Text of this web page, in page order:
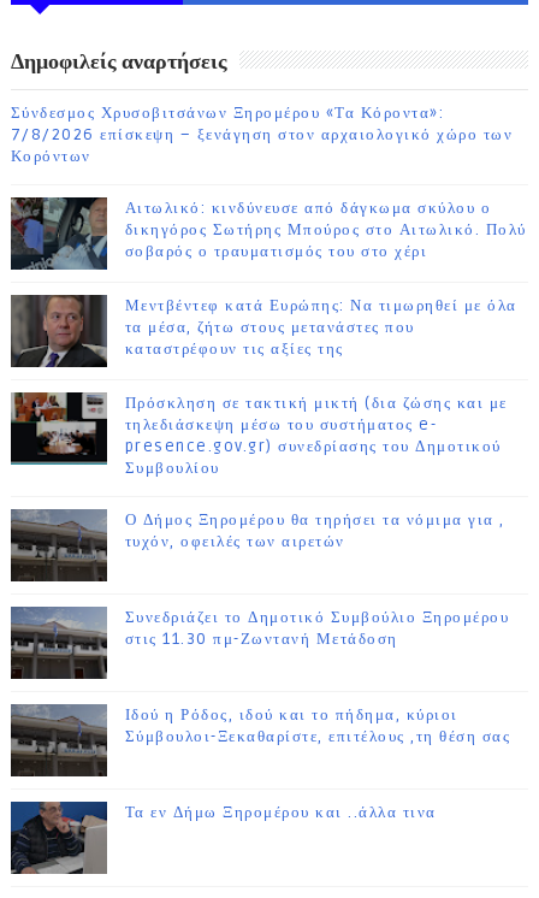
Δημοφιλείς αναρτήσεις
Σύνδεσμος Χρυσοβιτσάνων Ξηρομέρου «Τα Κόροντα»:
7/8/2026 επίσκεψη – ξενάγηση στον αρχαιολογικό χώρο των
Κορόντων
Αιτωλικό: κινδύνευσε από δάγκωμα σκύλου ο
δικηγόρος Σωτήρης Μπούρος στο Αιτωλικό. Πολύ
σοβαρός ο τραυματισμός του στο χέρι
Μεντβέντεφ κατά Ευρώπης: Να τιμωρηθεί με όλα
τα μέσα, ζήτω στους μετανάστες που
καταστρέφουν τις αξίες της
Πρόσκληση σε τακτική μικτή (δια ζώσης και με
τηλεδιάσκεψη μέσω του συστήματος e-
presence.gov.gr) συνεδρίασης του Δημοτικού
Συμβουλίου
Ο Δήμος Ξηρομέρου θα τηρήσει τα νόμιμα για ,
τυχόν, οφειλές των αιρετών
Συνεδριάζει το Δημοτικό Συμβούλιο Ξηρομέρου
στις 11.30 πμ-Ζωντανή Μετάδοση
Ιδού η Ρόδος, ιδού και το πήδημα, κύριοι
Σύμβουλοι-Ξεκαθαρίστε, επιτέλους ,τη θέση σας
Τα εν Δήμω Ξηρομέρου και ..άλλα τινα